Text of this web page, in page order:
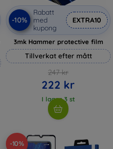
-10%
Rabatt
med
kupong
EXTRA10
3mk Hammer protective film
Tillverkat efter mått
247 kr
222 kr
I lager 3 st
-10%